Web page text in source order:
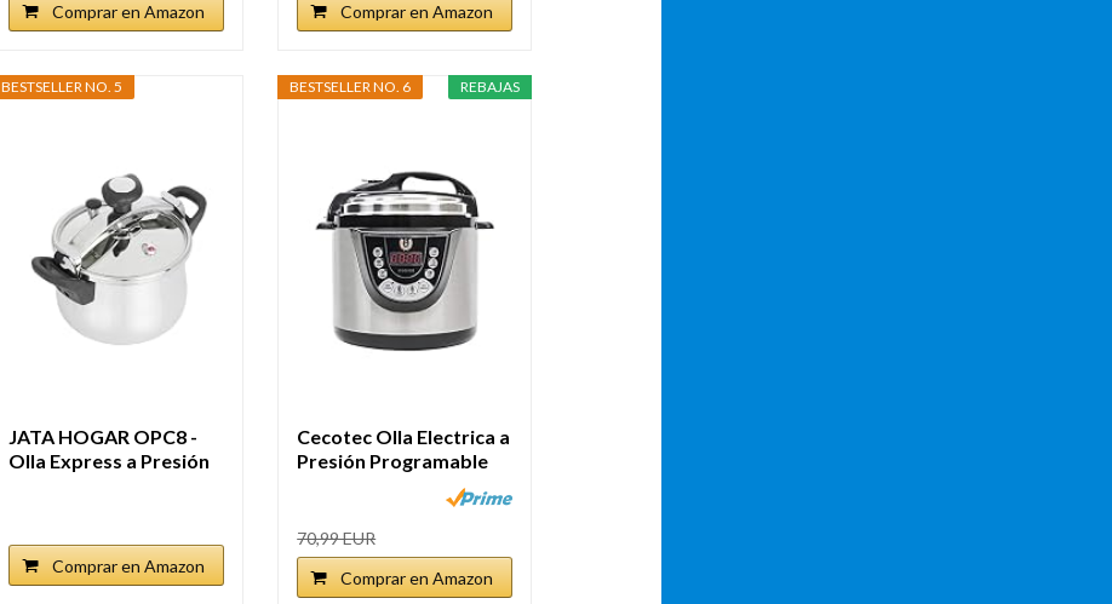
Comprar en Amazon
Comprar en Amazon
BESTSELLER NO. 5
JATA HOGAR OPC8 -
Olla Express a Presión
Comprar en Amazon
REBAJAS
BESTSELLER NO. 6
Cecotec Olla Electrica a
Presión Programable
70,99 EUR
Comprar en Amazon